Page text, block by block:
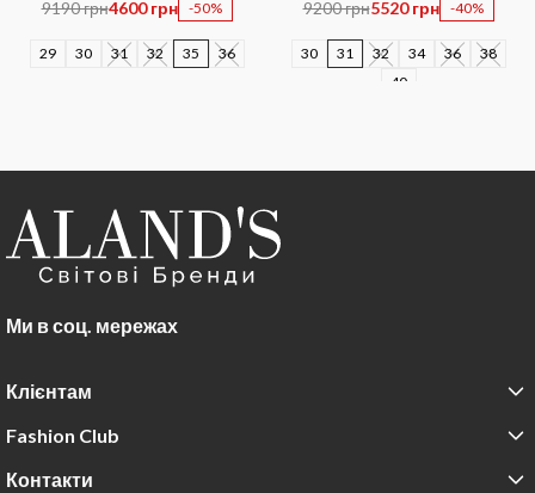
9190 грн4600 грн -50%
29 30 31 32 35 36
9200 грн5520 грн -40%
30 31 32 34 36
38
40
Ми в соц. мережах
Клієнтам
Fashion Club
Контакти